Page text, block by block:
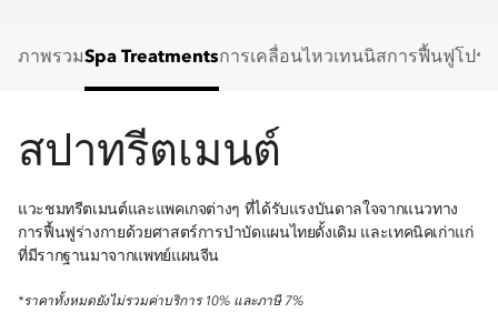
ภาพรวมSpa Treatmentsการเคลื่อนไหวเทนนิสการฟื้นฟู โปร
สปาทรีตเมนต์
แวะชมทรีตเมนต์และแพคเกจต่างๆ ที่ได้รับแรงบันดาลใจจากแนวทาง
การฟื้นฟูร่างกายด้วยศาสตร์การบำบัดแผนไทยดั้งเดิม และเทคนิคเก่าแก่
ที่มีรากฐานมาจากแพทย์แผนจีน
*ราคาทั้งหมดยังไม่รวมค่าบริการ 10% และภาษี 7%